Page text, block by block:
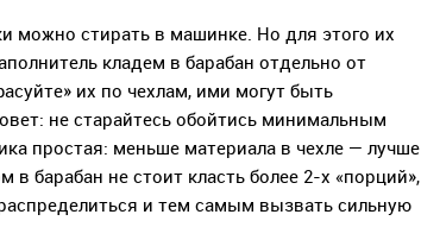
можно стирать в машинке. Но для этого их
кладем в барабан отдельно от
их по чехлам, ими могут быть
не старайтесь обойтись минимальным
простая: меньше материала в чехле — лучше
барабан не стоит класть более 2-х «порций»,
и тем самым вызвать сильную